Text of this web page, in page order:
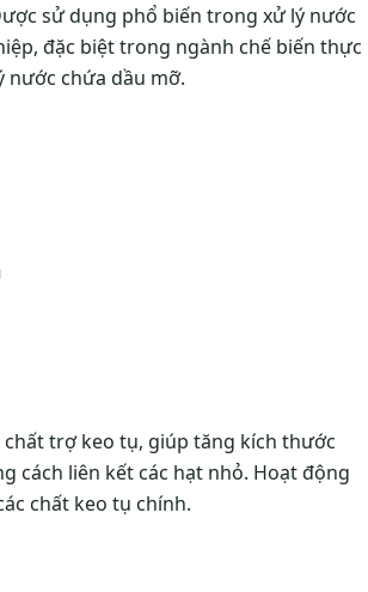
sử dụng phổ biến trong xử lý nước
đặc biệt trong ngành chế biến thực
nước chứa dầu mỡ.
chất trợ keo tụ, giúp tăng kích thước
cách liên kết các hạt nhỏ. Hoạt động
chất keo tụ chính.